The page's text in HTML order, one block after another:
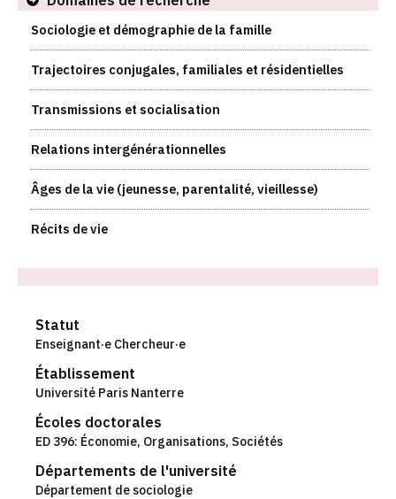
Sociologie et démographie de la famille
Trajectoires conjugales, familiales et résidentielles
Transmissions et socialisation
Relations intergénérationnelles
Âges de la vie (jeunesse, parentalité, vieillesse)
Récits de vie
Statut
Enseignant·e Chercheur·e
Établissement
Université Paris Nanterre
Écoles doctorales
ED 396: Économie, Organisations, Sociétés
Départements de l'université
Département de sociologie